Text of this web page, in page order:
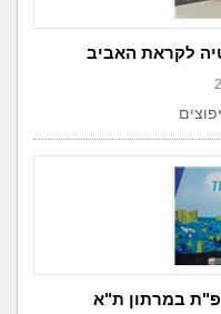
לקראת האביב
במרתון ת"א